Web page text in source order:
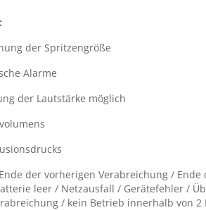
der Spritzengröße
Alarme
der Lautstärke möglich
der vorherigen Verabreichung /
leer / Netzausfall / Gerätefehler /
/ kein Betrieb innerhalb von 2